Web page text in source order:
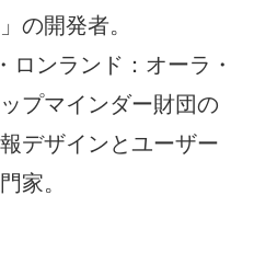
の開発者。
ロンランド：オーラ・
プマインダー財団の
デザインとユーザー
家。